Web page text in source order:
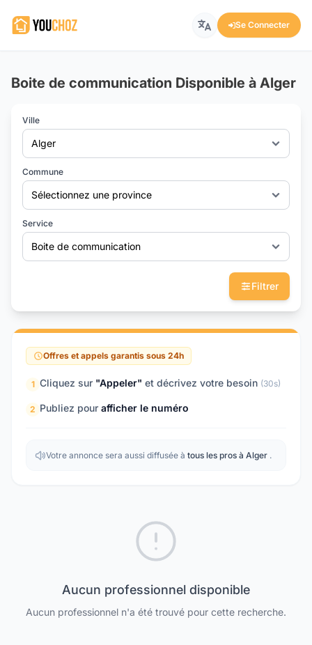
Se Connecter
Boite de communication Disponible à Alger
Ville
Alger
Commune
Sélectionnez une province
Service
Boite de communication
Filtrer
Offres et appels garantis sous 24h
1 Cliquez sur "Appeler" et décrivez votre besoin (30s)
2 Publiez pour afficher le numéro
Votre annonce sera aussi diffusée à tous les pros à Alger .
Aucun professionnel disponible
Aucun professionnel n'a été trouvé pour cette recherche.